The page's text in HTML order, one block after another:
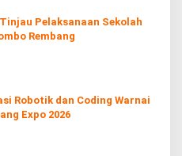
Pelaksanaan Sekolah
Rembang
Robotik dan Coding Warnai
Expo 2026